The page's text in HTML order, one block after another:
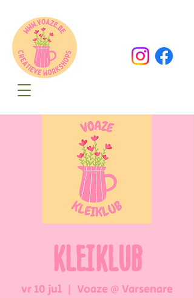
KLEIKLUB
vr 10 jul
  |
Voaze @ Varsenare